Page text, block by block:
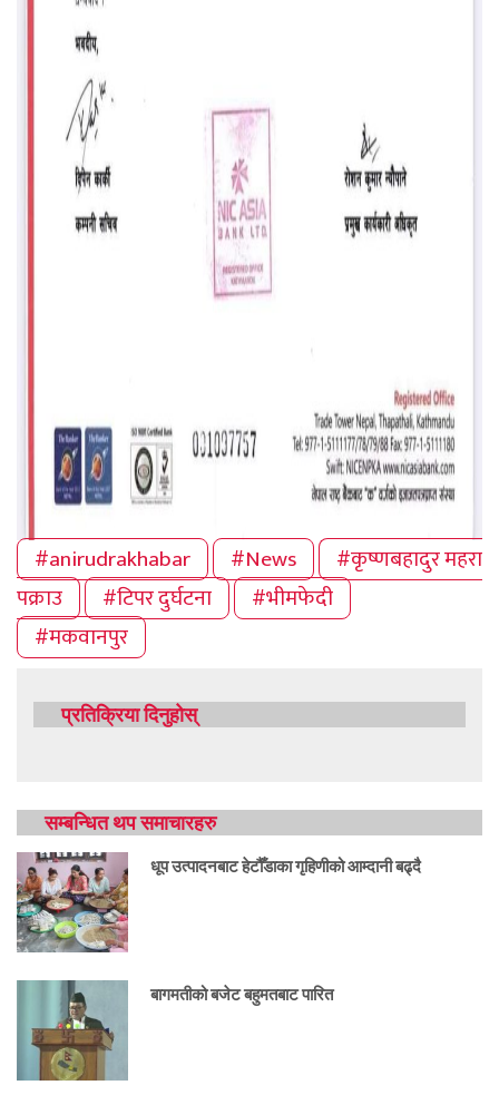
#anirudrakhabar #News
#कृष्णबहादुर महरा
पक्राउ
#टिपर दुर्घटना
#भीमफेदी
#मकवानपुर
प्रतिक्रिया दिनुहोस्
सम्बन्धित थप समाचारहरु
धूप उत्पादनबाट हेटौँडाका गृहिणीको आम्दानी बढ्दै
बागमतीको बजेट बहुमतबाट पारित